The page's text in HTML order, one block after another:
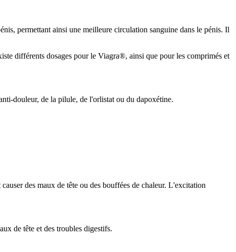
permettant ainsi une meilleure circulation sanguine dans le pénis. Il
différents dosages pour le Viagra®, ainsi que pour les comprimés et
douleur, de la pilule, de l'orlistat ou du dapoxétine.
des maux de tête ou des bouffées de chaleur. L'excitation
de tête et des troubles digestifs.